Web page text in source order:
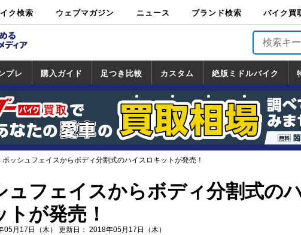
ク検索
バイ
新車検
ログ検
ップ検
ウェブマガジン ニュース ブランド検索 バイク買
バイク買
プレ
プレ
ンフ
ィ
購入ガイド
一覧
足つき比較 カスタム
カスタム
一覧
ホンダ
ヤマハ
スズキ
カワサキ
絶版ミドルバイク
絶版ミドルバイク
一覧
ホンダ
ヤマハ
スズキ
カワサキ
道の駅調査隊
ツーリング情報局
日本の道50選
国道めぐり
林道ツーリング
ポッシュフェイスからボディ分割式のハイスロキットが発売！
ュフェイスからボディ分割式の
トが発売！
05月17日（木） 更新日： 2018年05月17日（木）